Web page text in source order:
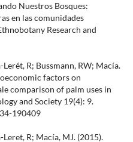
Nuestros Bosques:
en las comunidades
Research and
R; Bussmann, RW; Macía.
factors on
comparison of palm uses in
and Society 19(4): 9.
190409
R; Macía, MJ. (2015).